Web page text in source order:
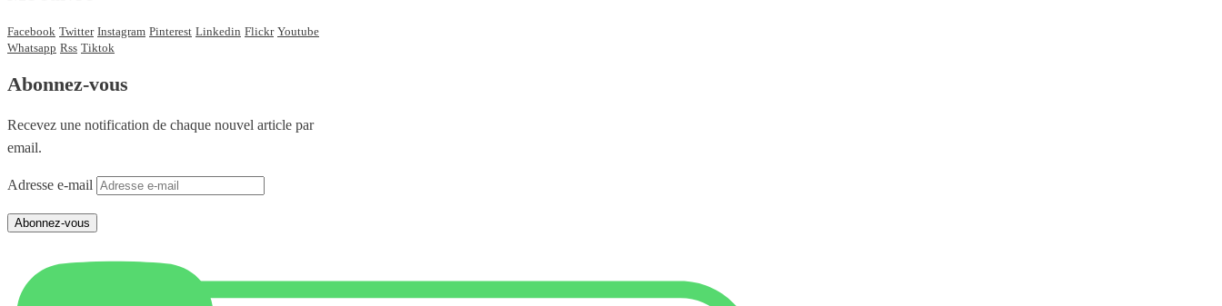
Facebook Twitter Instagram Pinterest Linkedin Flickr Youtube
Whatsapp Rss Tiktok
Abonnez-vous
Recevez une notification de chaque nouvel article par
email.
Adresse e-mail
Abonnez-vous